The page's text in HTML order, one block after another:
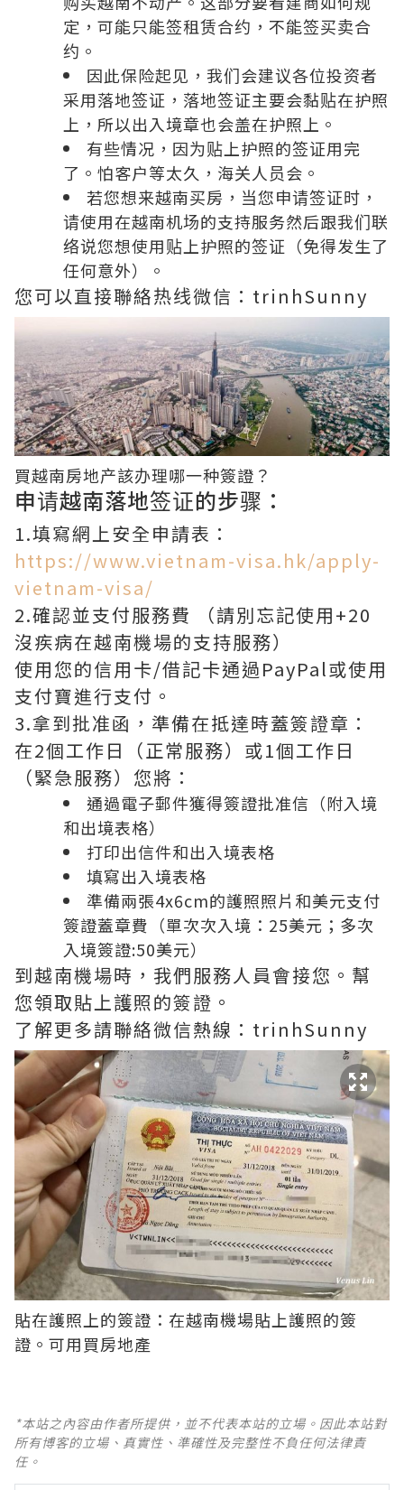
定，可能只能签租赁合约，不能签买卖合
约。
因此保险起见，我们会建议各位投资者
采用落地签证，落地签证主要会黏贴在护照
上，所以出入境章也会盖在护照上。
有些情况，因为贴上护照的签证用完
了。怕客户等太久，海关人员会。
若您想来越南买房，当您申请签证时，
请使用在越南机场的支持服务然后跟我们联
络说您想使用贴上护照的签证（免得发生了
任何意外）。
您可以直接聯絡热线微信：trinhSunny
買越南房地产該办理哪一种簽證？
申请越南落地签证的步骤：
1.填寫網上安全申請表：
https://www.vietnam-visa.hk/apply-
vietnam-visa/
2.確認並支付服務費 （請別忘記使用+20
沒疾病在越南機場的支持服務）
使用您的信用卡/借記卡通過PayPal或使用
支付寶進行支付。
3.拿到批准函，準備在抵達時蓋簽證章：
在2個工作日（正常服務）或1個工作日
（緊急服務）您將：
通過電子郵件獲得簽證批准信（附入境
和出境表格）
打印出信件和出入境表格
填寫出入境表格
準備兩張4x6cm的護照照片和美元支付
簽證蓋章費（單次次入境：25美元；多次
入境簽證:50美元）
到越南機場時，我們服務人員會接您。幫
您領取貼上護照的簽證。
了解更多請聯絡微信熱線：trinhSunny
貼在護照上的簽證：在越南機場貼上護照的簽
證。可用買房地產
*本站之內容由作者所提供，並不代表本站的立場。因此本站對
所有博客的立場、真實性、準確性及完整性不負任何法律責
任。